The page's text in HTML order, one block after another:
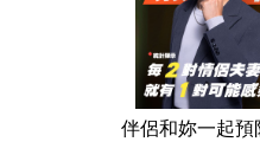
伴侶和妳一起